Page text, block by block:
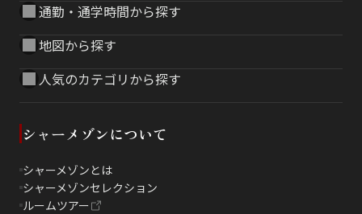
通勤・通学時間から探す
地図から探す
人気のカテゴリから探す
シャーメゾンについて
シャーメゾンとは
シャーメゾンセレクション
ルームツアー